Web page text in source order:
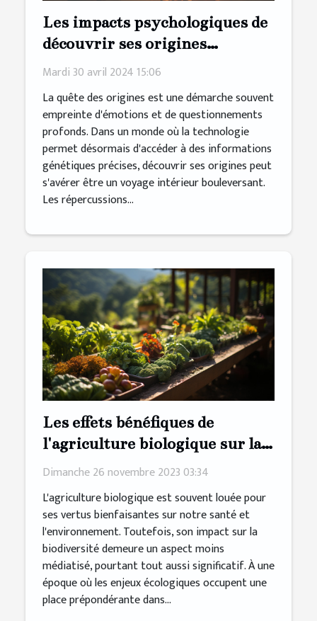
Les impacts psychologiques de
découvrir ses origines
génétiques
Mardi 30 avril 2024 15:06
La quête des origines est une démarche souvent
empreinte d'émotions et de questionnements
profonds. Dans un monde où la technologie
permet désormais d'accéder à des informations
génétiques précises, découvrir ses origines peut
s'avérer être un voyage intérieur bouleversant.
Les répercussions...
Les effets bénéfiques de
l'agriculture biologique sur la
préservation de la biodiversité
Dimanche 26 novembre 2023 03:34
L'agriculture biologique est souvent louée pour
ses vertus bienfaisantes sur notre santé et
l'environnement. Toutefois, son impact sur la
biodiversité demeure un aspect moins
médiatisé, pourtant tout aussi significatif. À une
époque où les enjeux écologiques occupent une
place prépondérante dans...